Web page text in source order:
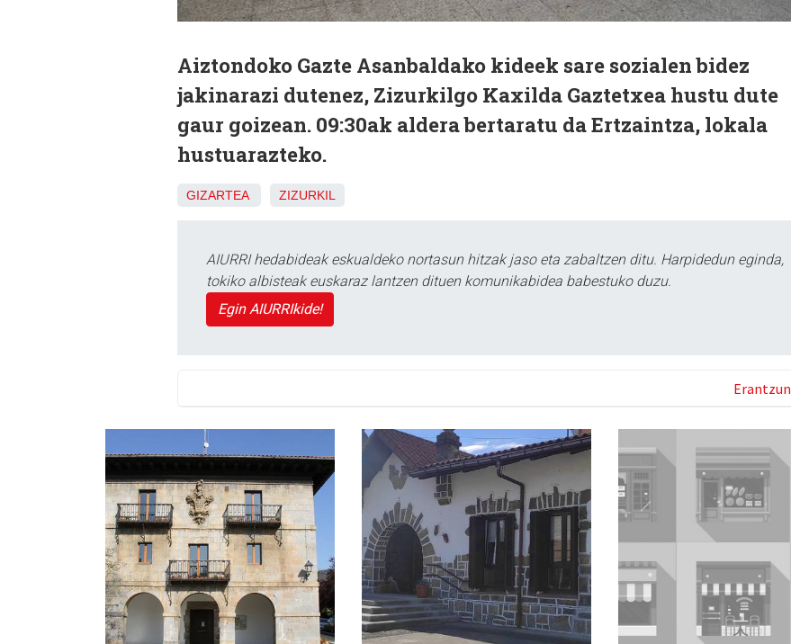
Aiztondoko Gazte Asanbaldako kideek sare sozialen bidez
jakinarazi dutenez, Zizurkilgo Kaxilda Gaztetxea hustu dute
gaur goizean. 09:30ak aldera bertaratu da Ertzaintza, lokala
hustuarazteko.
GIZARTEA ZIZURKIL
AIURRI hedabideak eskualdeko nortasun hitzak jaso eta zabaltzen ditu. Harpidedun eginda,
tokiko albisteak euskaraz lantzen dituen komunikabidea babestuko duzu.
Egin AIURRIkide!
Erantzun